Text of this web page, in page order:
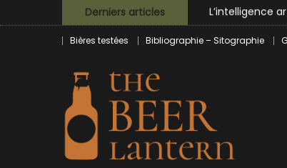
to
Derniers articles
L’intelligence
BrewDog
Bières et
Bières testées Bibliographie – Sitographie